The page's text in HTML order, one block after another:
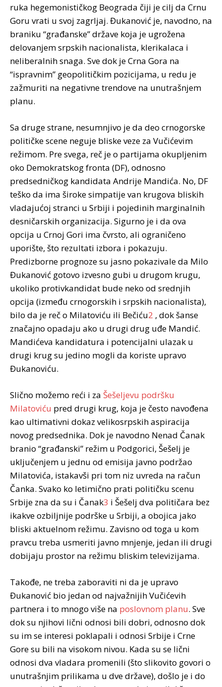
ruka hegemonističkog Beograda čiji je cilj da Crnu
Goru vrati u svoj zagrljaj. Đukanović je, navodno, na
braniku “građanske” države koja je ugrožena
delovanjem srpskih nacionalista, klerikalaca i
neliberalnih snaga. Sve dok je Crna Gora na
“ispravnim” geopolitičkim pozicijama, u redu je
zažmuriti na negativne trendove na unutrašnjem
planu.
Sa druge strane, nesumnjivo je da deo crnogorske
političke scene neguje bliske veze za Vučićevim
režimom. Pre svega, reč je o partijama okupljenim
oko Demokratskog fronta (DF), odnosno
predsedničkog kandidata Andrije Mandića. No, DF
teško da ima široke simpatije van krugova bliskih
vladajućoj stranci u Srbiji i pojedinih marginalnih
desničarskih organizacija. Sigurno je i da ova
opcija u Crnoj Gori ima čvrsto, ali ograničeno
uporište, što rezultati izbora i pokazuju.
Predizborne prognoze su jasno pokazivale da Milo
Đukanović gotovo izvesno gubi u drugom krugu,
ukoliko protivkandidat bude neko od srednjih
opcija (između crnogorskih i srpskih nacionalista),
bilo da je reč o Milatoviću ili Bečiću2 , dok šanse
značajno opadaju ako u drugi drug uđe Mandić.
Mandićeva kandidatura i potencijalni ulazak u
drugi krug su jedino mogli da koriste upravo
Đukanoviću.
Slično možemo reći i za Šešeljevu podršku
Milatoviću pred drugi krug, koja je često navođena
kao ultimativni dokaz velikosrpskih aspiracija
novog predsednika. Dok je navodno Nenad Čanak
branio “građanski” režim u Podgorici, Šešelj je
uključenjem u jednu od emisija javno podržao
Milatovića, istakavši pri tom niz uvreda na račun
Čanka. Svako ko letimično prati političku scenu
Srbije zna da su i Čanak3 i Šešelj dva političara bez
ikakve ozbiljnije podrške u Srbiji, a obojica jako
bliski aktuelnom režimu. Zavisno od toga u kom
pravcu treba usmeriti javno mnjenje, jedan ili drugi
dobijaju prostor na režimu bliskim televizijama.
Takođe, ne treba zaboraviti ni da je upravo
Đukanović bio jedan od najvažnijih Vučićevih
partnera i to mnogo više na poslovnom planu. Sve
dok su njihovi lični odnosi bili dobri, odnosno dok
su im se interesi poklapali i odnosi Srbije i Crne
Gore su bili na visokom nivou. Kada su se lični
odnosi dva vladara promenili (što slikovito govori o
unutrašnjim prilikama u dve države), došlo je i do